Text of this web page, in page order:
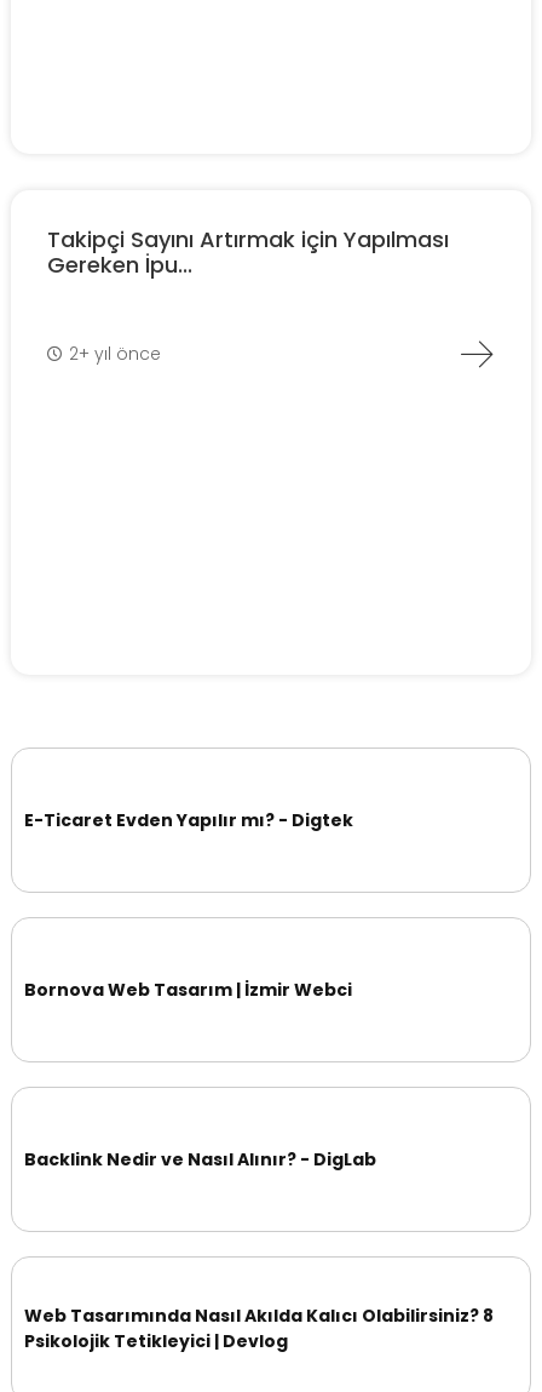
Takipçi Sayını Artırmak için Yapılması
Gereken İpu...
2+ yıl önce
E-Ticaret Evden Yapılır mı? - Digtek
Bornova Web Tasarım | İzmir Webci
Backlink Nedir ve Nasıl Alınır? - DigLab
Web Tasarımında Nasıl Akılda Kalıcı Olabilirsiniz? 8
Psikolojik Tetikleyici | Devlog